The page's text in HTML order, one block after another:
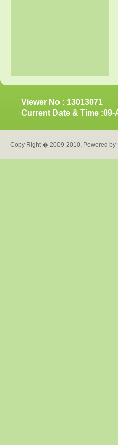
Viewer No : 13013071
Current Date & Time :09-
Copy Right � 2009-2010, Powered by